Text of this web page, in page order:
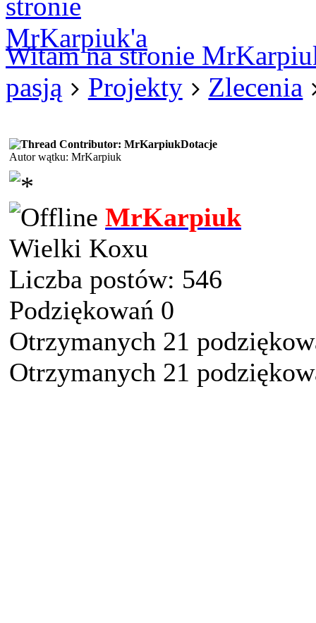
Witam na stronie
pasją
Projekty Zlecenia
Dotacje
Autor wątku: MrKarpiuk
MrKarpiuk
Wielki Koxu
Liczba postów: 546
Podziękowań 0
Otrzymanych 21
Otrzymanych 21